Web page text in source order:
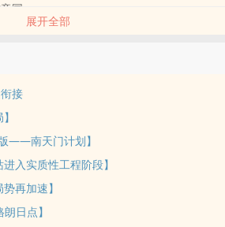
国。
与非理性的抉择。”
展开全部
接
——南天门计划】
入实质性工程阶段】
再加速】
日点】